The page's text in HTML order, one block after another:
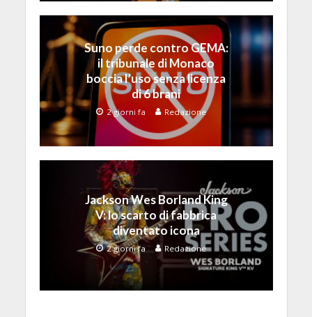
Suno perde contro GEMA:
il tribunale di Monaco
boccia l’uso senza licenza
di 6 brani
2 giorni fa Redazione
Jackson Wes Borland King
V: lo scarto di fabbrica
diventato icona
2 giorni fa Redazione